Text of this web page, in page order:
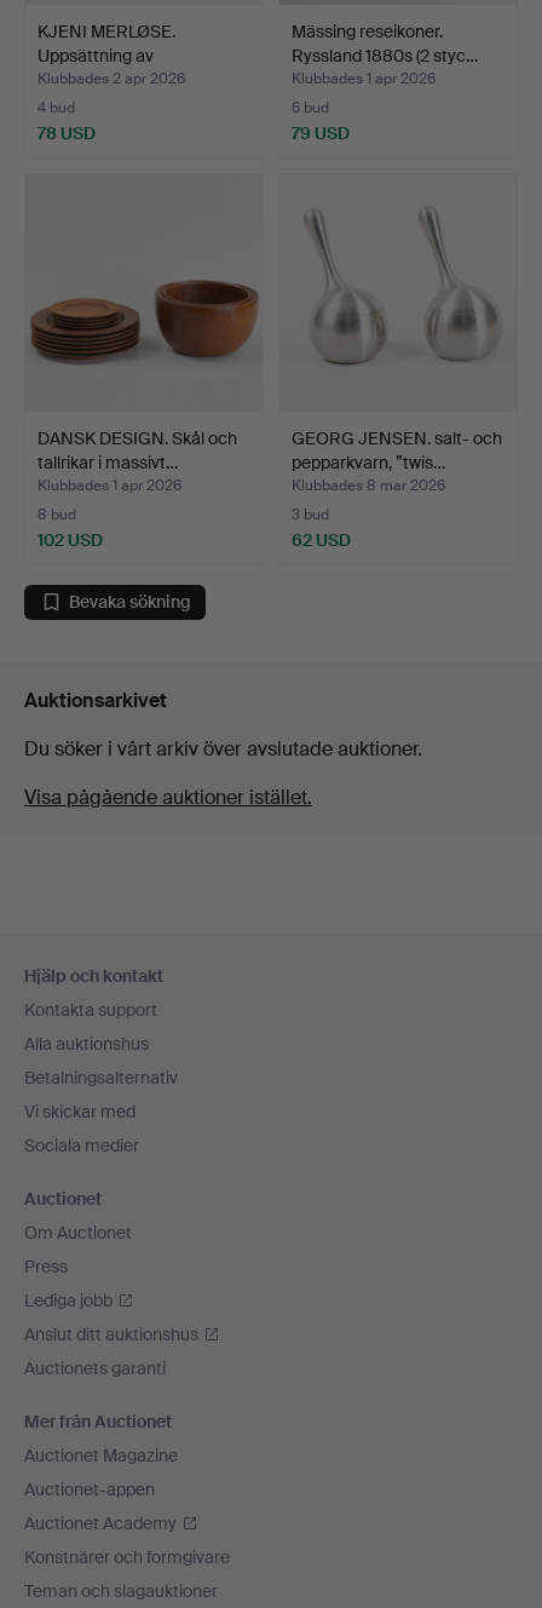
KJENI MERLØSE.
Uppsättning av
inredningsfa…
Klubbades 2 apr 2026
4 bud
78 USD
Mässing reseikoner.
Ryssland 1880s (2 styc…
Klubbades 1 apr 2026
6 bud
79 USD
DANSK DESIGN. Skål och
tallrikar i massivt…
Klubbades 1 apr 2026
8 bud
102 USD
GEORG JENSEN. salt- och
pepparkvarn, ”twis…
Klubbades 8 mar 2026
3 bud
62 USD
Bevaka sökning
Auktionsarkivet
Du söker i vårt arkiv över avslutade auktioner.
Visa pågående auktioner istället.
Hjälp och kontakt
Kontakta support
Alla auktionshus
Betalningsalternativ
Vi skickar med
Sociala medier
Auctionet
Om Auctionet
Press
Lediga jobb
Anslut ditt auktionshus
Auctionets garanti
Mer från Auctionet
Auctionet Magazine
Auctionet-appen
Auctionet Academy
Konstnärer och formgivare
Teman och slagauktioner